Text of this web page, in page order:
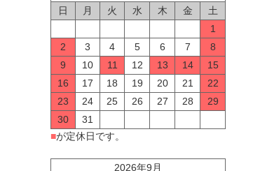
日
月 火 水 木 金
土
1
2
3 4 5 6 7
8
9
10 11 12 13 14
15
16
17 18 19 20 21
22
23
24 25 26 27 28
29
30
31
■が定休日です。
2026年9月